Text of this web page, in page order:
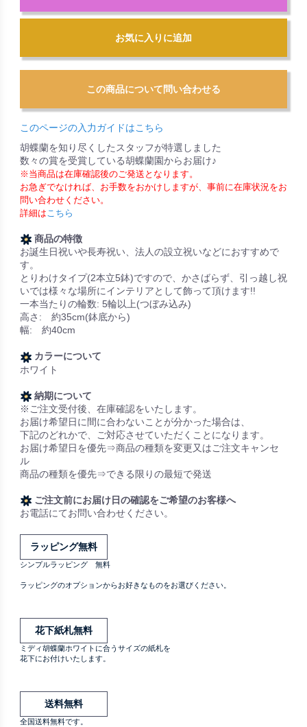
お気に入りに追加
このページの入力ガイドはこちら
胡蝶蘭を知り尽くしたスタッフが特選しました
数々の賞を受賞している胡蝶蘭園からお届け♪
※当商品は在庫確認後のご発送となります。
お急ぎでなければ、お手数をおかけしますが、事前に在庫状況をお
問い合わせください。
詳細は こちら
商品の特徴
お誕生日祝いや長寿祝い、法人の設立祝いなどにおすすめで
す。
とりわけタイプ(2本立5鉢)ですので、かさばらず、引っ越し祝
いでは様々な場所にインテリアとして飾って頂けます!!
一本当たりの輪数: 5輪以上(つぼみ込み)
高さ: 約35cm(鉢底から)
幅: 約40cm
カラーについて
ホワイト
納期について
※ご注文受付後、在庫確認をいたします。
お届け希望日に間に合わないことが分かった場合は、
下記のどれかで、ご対応させていただくことになります。
お届け希望日を優先⇒商品の種類を変更又はご注文キャンセ
ル
商品の種類を優先⇒できる限りの最短で発送
ご注文前にお届け日の確認をご希望のお客様へ
お電話にてお問い合わせください。
ラッピング無料
シンプルラッピング 無料
ラッピングのオプションからお好きなものをお選びください。
花下紙札無料
ミディ胡蝶蘭ホワイトに合うサイズの紙札を
花下にお付けいたします。
送料無料
全国送料無料です。